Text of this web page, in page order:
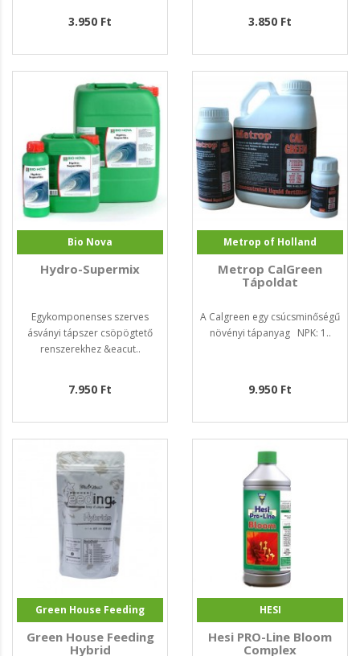
3.950 Ft 3.850 Ft
Bio Nova
Hydro-Supermix
Egykomponenses szerves
ásványi tápszer csöpögtető
renszerekhez &eacut..
7.950 Ft
Metrop of Holland
Metrop CalGreen
Tápoldat
A Calgreen egy csúcsminőségű
növényi tápanyag NPK: 1..
9.950 Ft
Green House Feeding
Green House Feeding
Hybrid
HESI
Hesi PRO-Line Bloom
Complex